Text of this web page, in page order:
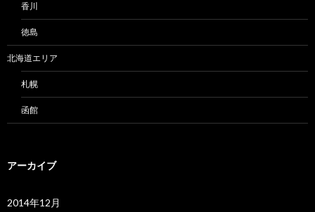
香川
徳島
北海道エリア
札幌
函館
アーカイブ
2014年12月